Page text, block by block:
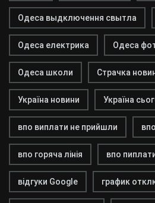
Одеса выдключення свытла
Одеса електрика Одеса
Одеса школи Страчка
Україна новини Україна
впо виплати не прийшли
впо горяча лінія впо
відгуки Google график